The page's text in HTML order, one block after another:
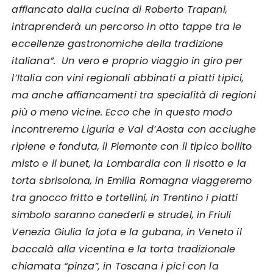
affiancato dalla cucina di Roberto Trapani,
intraprenderà un percorso in otto tappe tra le
eccellenze gastronomiche della tradizione
italiana”. Un vero e proprio viaggio in giro per
l’Italia con vini regionali abbinati a piatti tipici,
ma anche affiancamenti tra specialità di regioni
più o meno vicine. Ecco che in questo modo
incontreremo Liguria e Val d’Aosta con acciughe
ripiene e fonduta, il Piemonte con il tipico bollito
misto e il bunet, la Lombardia con il risotto e la
torta sbrisolona, in Emilia Romagna viaggeremo
tra gnocco fritto e tortellini, in Trentino i piatti
simbolo saranno canederli e strudel, in Friuli
Venezia Giulia la jota e la gubana, in Veneto il
baccalà alla vicentina e la torta tradizionale
chiamata “pinza”, in Toscana i pici con la